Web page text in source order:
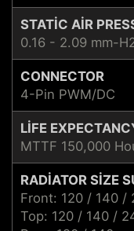
STATIC AIR
0.16 - 2.09 mm-
CONNECTOR
4-Pin PWM/DC
LIFE
MTTF 150,000
RADIATOR SIZE
Front: 120 / 140 /
Top: 120 / 140 /